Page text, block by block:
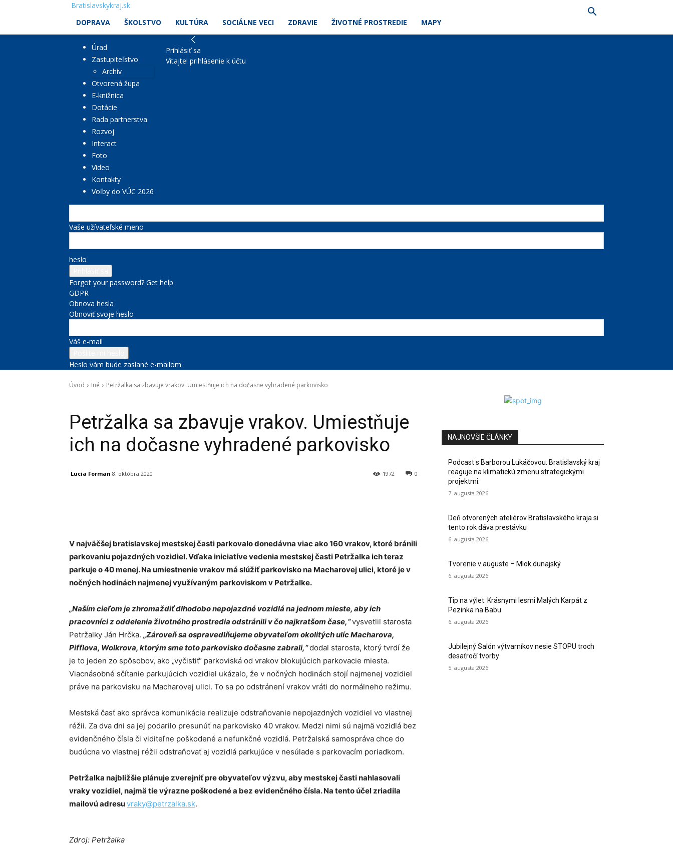
Bratislavskykraj.sk
DOPRAVA
ŠKOLSTVO KULTÚRA SOCIÁLNE VECI ZDRAVIE ŽIVOTNÉ PROSTREDIE MAPY
Úrad
Zastupiteľstvo
Archív
Otvorená župa
E-knižnica
Dotácie
Rada partnerstva
Rozvoj
Interact
Foto
Video
Kontakty
Voľby do VÚC 2026
Prihlásiť sa
Vitajte! prihlásenie k účtu
Vaše užívateľské meno
heslo
Forgot your password? Get help
GDPR
Obnova hesla
Obnoviť svoje heslo
Váš e-mail
Heslo vám bude zaslané e-mailom
Úvod Iné Petržalka sa zbavuje vrakov. Umiestňuje ich na dočasne vyhradené parkovisko
Petržalka sa zbavuje vrakov. Umiestňuje
ich na dočasne vyhradené parkovisko
Lucia Forman 8. októbra 2020 0
1972
V najväčšej bratislavskej mestskej časti parkovalo donedávna viac ako 160 vrakov, ktoré bránili
parkovaniu pojazdných vozidiel. Vďaka iniciatíve vedenia mestskej časti Petržalka ich teraz
parkuje o 40 menej. Na umiestnenie vrakov má slúžiť parkovisko na Macharovej ulici, ktoré je v
nočných hodinách najmenej využívaným parkoviskom v Petržalke.
„Naším cieľom je zhromaždiť dlhodobo nepojazdné vozidlá na jednom mieste, aby ich
pracovníci z oddelenia životného prostredia odstránili v čo najkratšom čase,“vysvetlil starosta
Petržalky Ján Hrčka. „Zároveň sa ospravedlňujeme obyvateľom okolitých ulíc Macharova,
Pifflova, Wolkrova, ktorým sme toto parkovisko dočasne zabrali,“dodal starosta, ktorý tvrdí že
je to jeden zo spôsobov, ako „vyčistiť“ parkoviská od vrakov blokujúcich parkovacie miesta.
Viacnásobné sčítanie parkujúcich vozidiel ukázalo, že v nočných hodinách stojí najmenej vozidiel
práve na parkovisku na Macharovej ulici. To sa po odstránení vrakov vráti do normálneho režimu.
Mestská časť ako správca komunikácie realizuje odstraňovanie nepojazdných vozidiel vo vlastnej
réžii. Za dva dni sa jej podarilo presunúť na parkovisko 40 vrakov. Medzi nimi sú najmä vozidlá bez
evidenčného čísla či viditeľne poškodené a nefunkčné vozidlá. Petržalská samospráva chce do
budúcna vo vlastnej réžii odstraňovať aj vozidlá parkujúce v nesúlade s parkovacím poriadkom.
Petržalka najbližšie plánuje zverejniť pre obyvateľov výzvu, aby mestskej časti nahlasovali
vraky vozidiel, najmä tie výrazne poškodené a bez evidenčného čísla. Na tento účel zriadila
mailovú adresuvraky@petrzalka.sk.
Zdroj: Petržalka
NAJNOVŠIE ČLÁNKY
Podcast s Barborou Lukáčovou: Bratislavský kraj
reaguje na klimatickú zmenu strategickými
projektmi.
7. augusta 2026
Deň otvorených ateliérov Bratislavského kraja si
tento rok dáva prestávku
6. augusta 2026
Tvorenie v auguste – Mlok dunajský
6. augusta 2026
Tip na výlet: Krásnymi lesmi Malých Karpát z
Pezinka na Babu
6. augusta 2026
Jubilejný Salón výtvarníkov nesie STOPU troch
desaťročí tvorby
5. augusta 2026